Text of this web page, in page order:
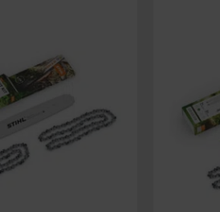
is diverse informatie